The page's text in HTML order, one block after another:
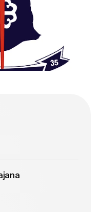
{By: Bro.Edmund Fianko}
{By: